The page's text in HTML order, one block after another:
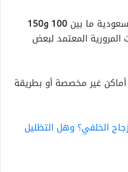
ما بين
100 و150
المعتمد لبعض
غير مخصصة أو بطريقة
الخلفي؟ وهل التظليل